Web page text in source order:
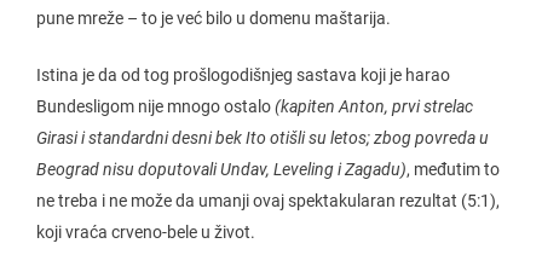
pune mreže – to je već bilo u domenu maštarija.
Istina je da od tog prošlogodišnjeg sastava koji je harao
Bundesligom nije mnogo ostalo(kapiten Anton, prvi strelac
Girasi i standardni desni bek Ito otišli su letos; zbog povreda u
Beograd nisu doputovali Undav, Leveling i Zagadu), međutim to
ne treba i ne može da umanji ovaj spektakularan rezultat (5:1),
koji vraća crveno-bele u život.